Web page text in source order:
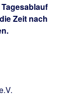
Zeit nach